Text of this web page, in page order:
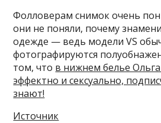
Фолловерам снимок очень
они не поняли, почему
одежде — ведь модели VS
фотографируются
том, что в нижнем белье
эффектно и сексуально,
знают!
Источник